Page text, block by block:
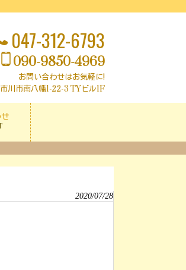
047-312-6793
090-9850-4969
お問い合わせはお気軽に!
川市南八幡1-22-3 TYビル1F
2020/07/28